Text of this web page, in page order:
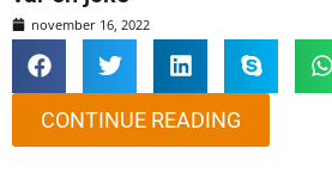
november 16, 2022
CONTINUE READING